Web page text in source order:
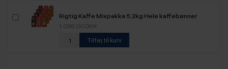
Rigtig Kaffe Mixpakke 5,2kg Hele kaffebønner
1.099,00 DKK
Tilføj til kurv